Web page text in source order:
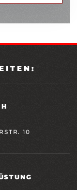
10